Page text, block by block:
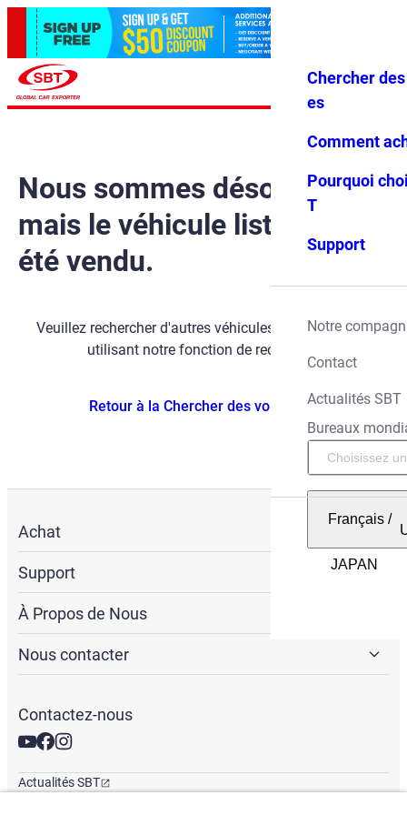
Se conne
Favoris Menu
Chercher
es
Comment
Pourquoi
T
Support
Notre
Contact
Actualités SBT
Bureaux
Français/
Nous sommes désolés,
mais le véhicule listé a déjà
été vendu.
Veuillez rechercher d'autres véhicules disponibles en
utilisant notre fonction de recherche.
Retour à la Chercher des voitures
Achat
Support
À Propos de Nous
Nous contacter
Contactez-nous
Actualités SBT